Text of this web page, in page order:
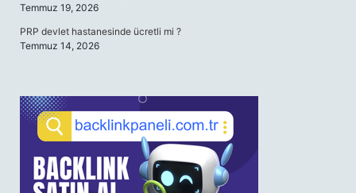
Temmuz 19, 2026
PRP devlet hastanesinde ücretli mi ?
Temmuz 14, 2026